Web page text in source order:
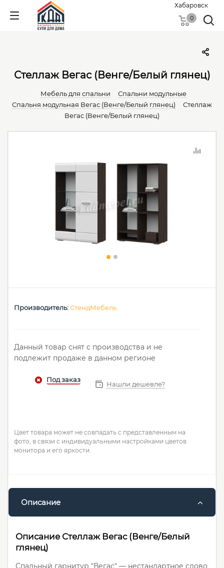
Хабаровск
0
Стеллаж Вегас (Венге/Белый глянец)
Мебель для спальни
Спальни модульные
Спальня модульная Вегас (Венге/Белый глянец)
Стеллаж
Вегас (Венге/Белый глянец)
Производитель:СтендМебель
Данный товар снят с производства и не
подлежит продаже в данном регионе
Нашли дешевле?
Цвет товара может не совпадать с представленным на
фото, в связи с индивидуальными настройками цветов
монитора и его яркости.
Описание
Описание Стеллаж Вегас (Венге/Белый
глянец)
Спальный гарнитур "Вегас" — нестандартное слово